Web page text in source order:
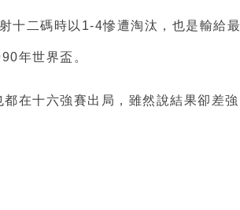
十二碼時以1-4慘遭淘汰，也是輸給最
年世界盃。
在十六強賽出局，雖然說結果卻差強